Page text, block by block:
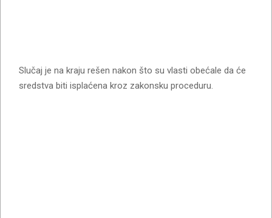
Slučaj je na kraju rešen nakon što su vlasti obećale da će
sredstva biti isplaćena kroz zakonsku proceduru.